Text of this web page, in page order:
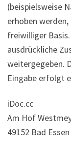
(beispielsweise
erhoben
freiwilliger
ausdrückliche
weitergegeben.
Eingabe erfolgt
iDoc.cc
Am Hof
49152 Bad Essen